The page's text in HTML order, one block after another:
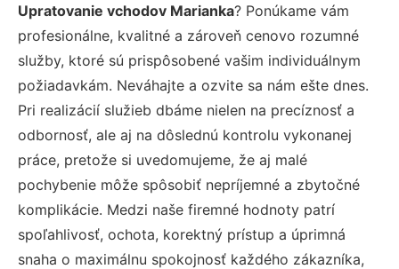
Upratovanie vchodov Marianka? Ponúkame vám
profesionálne, kvalitné a zároveň cenovo rozumné
služby, ktoré sú prispôsobené vašim individuálnym
požiadavkám. Neváhajte a ozvite sa nám ešte dnes.
Pri realizácií služieb dbáme nielen na precíznosť a
odbornosť, ale aj na dôslednú kontrolu vykonanej
práce, pretože si uvedomujeme, že aj malé
pochybenie môže spôsobiť nepríjemné a zbytočné
komplikácie. Medzi naše firemné hodnoty patrí
spoľahlivosť, ochota, korektný prístup a úprimná
snaha o maximálnu spokojnosť každého zákazníka,